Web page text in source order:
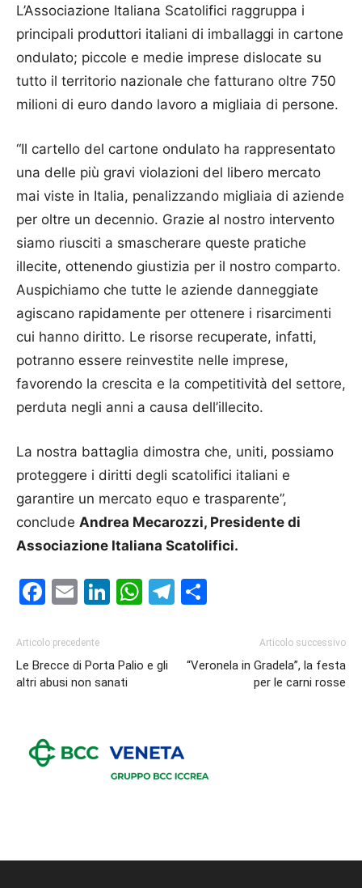
L’Associazione Italiana Scatolifici raggruppa i
principali produttori italiani di imballaggi in cartone
ondulato; piccole e medie imprese dislocate su
tutto il territorio nazionale che fatturano oltre 750
milioni di euro dando lavoro a migliaia di persone.
“Il cartello del cartone ondulato ha rappresentato
una delle più gravi violazioni del libero mercato
mai viste in Italia, penalizzando migliaia di aziende
per oltre un decennio. Grazie al nostro intervento
siamo riusciti a smascherare queste pratiche
illecite, ottenendo giustizia per il nostro comparto.
Auspichiamo che tutte le aziende danneggiate
agiscano rapidamente per ottenere i risarcimenti
cui hanno diritto. Le risorse recuperate, infatti,
potranno essere reinvestite nelle imprese,
favorendo la crescita e la competitività del settore,
perduta negli anni a causa dell’illecito.
La nostra battaglia dimostra che, uniti, possiamo
proteggere i diritti degli scatolifici italiani e
garantire un mercato equo e trasparente”,
conclude Andrea Mecarozzi, Presidente di
Associazione Italiana Scatolifici.
Facebook
EmailLinkedIn
WhatsApp
Telegram
Articolo precedente
Le Brecce di Porta Palio e gli
altri abusi non sanati
Articolo successivo
“Veronela in Gradela”, la festa
per le carni rosse